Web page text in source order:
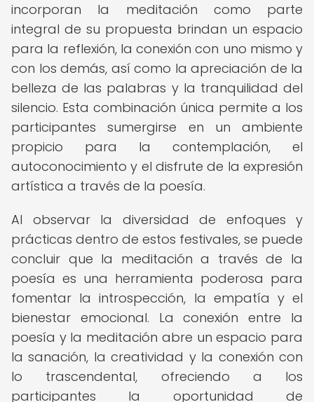
incorporan la meditación como parte
integral de su propuesta brindan un espacio
para la reflexión, la conexión con uno mismo y
con los demás, así como la apreciación de la
belleza de las palabras y la tranquilidad del
silencio. Esta combinación única permite a los
participantes sumergirse en un ambiente
propicio para la contemplación, el
autoconocimiento y el disfrute de la expresión
artística a través de la poesía.
Al observar la diversidad de enfoques y
prácticas dentro de estos festivales, se puede
concluir que la meditación a través de la
poesía es una herramienta poderosa para
fomentar la introspección, la empatía y el
bienestar emocional. La conexión entre la
poesía y la meditación abre un espacio para
la sanación, la creatividad y la conexión con
lo trascendental, ofreciendo a los
participantes la oportunidad de